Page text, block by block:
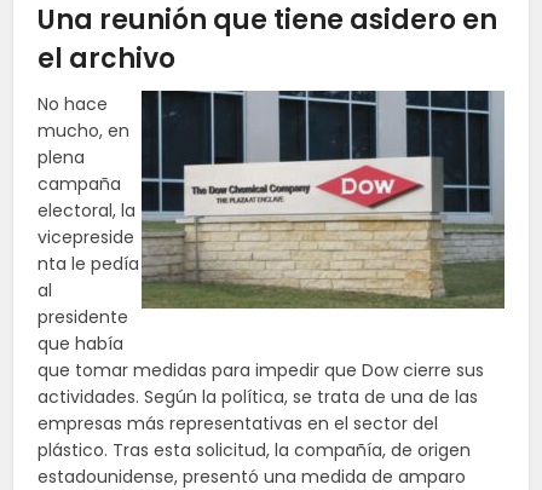
Una reunión que tiene asidero en
el archivo
No hace
mucho, en
plena
campaña
electoral, la
vicepreside
nta le pedía
al
presidente
que había
que tomar medidas para impedir que Dow cierre sus
actividades. Según la política, se trata de una de las
empresas más representativas en el sector del
plástico. Tras esta solicitud, la compañía, de origen
estadounidense, presentó una medida de amparo